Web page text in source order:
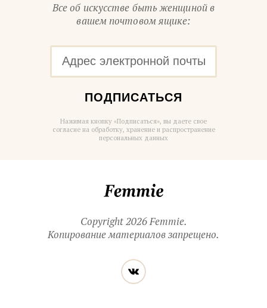
Все об искусстве быть женщиной в
вашем почтовом ящике:
ПОДПИСАТЬСЯ
Нажимая кнопку «Подписаться», вы даете свое
согласие на обработку, хранение и распространение
персональных данных
Copyright 2026 Femmie.
Копирование материалов запрещено.
Читайте
нас
в социальных